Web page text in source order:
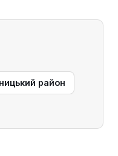
район